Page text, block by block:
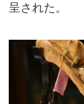
呈された。